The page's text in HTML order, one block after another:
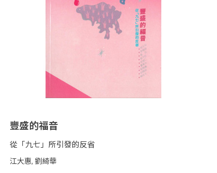
豐盛的福音
從「九七」所引發的反省
江大惠, 劉綺華